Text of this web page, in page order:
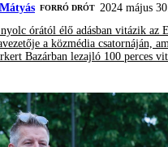
FORRÓ DRÓT 2024 május
órától élő adásban vitázik az
a közmédia csatornáján,
Bazárban lezajló 100 perces